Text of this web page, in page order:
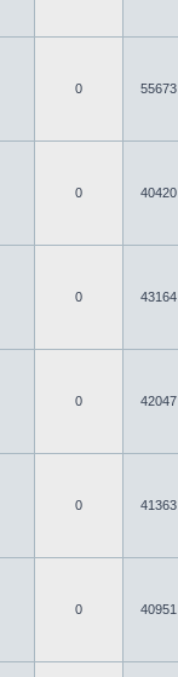
0 55673
0 40420
0 43164
0 42047
0 41363
0 40951